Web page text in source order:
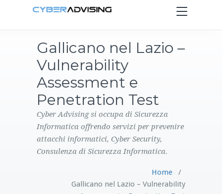
Toggle
navigation
PRODOTTI
CONTATTI
Gallicano nel Lazio –
Vulnerability
Assessment e
Penetration Test
Cyber Advising si occupa di Sicurezza
Informatica offrendo servizi per prevenire
attacchi informatici, Cyber Security,
Consulenza di Sicurezza Informatica.
Home/
Gallicano nel Lazio – Vulnerability